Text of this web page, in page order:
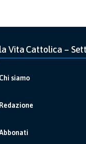
la Vita Cattolica –
Chi siamo
Redazione